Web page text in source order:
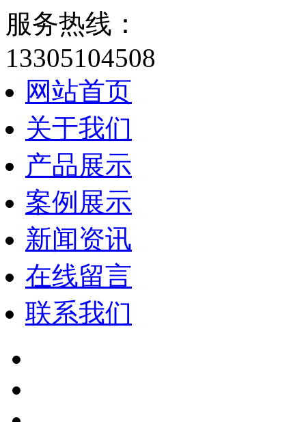
服务热线：
13305104508
网站首页
关于我们
产品展示
案例展示
新闻资讯
在线留言
联系我们